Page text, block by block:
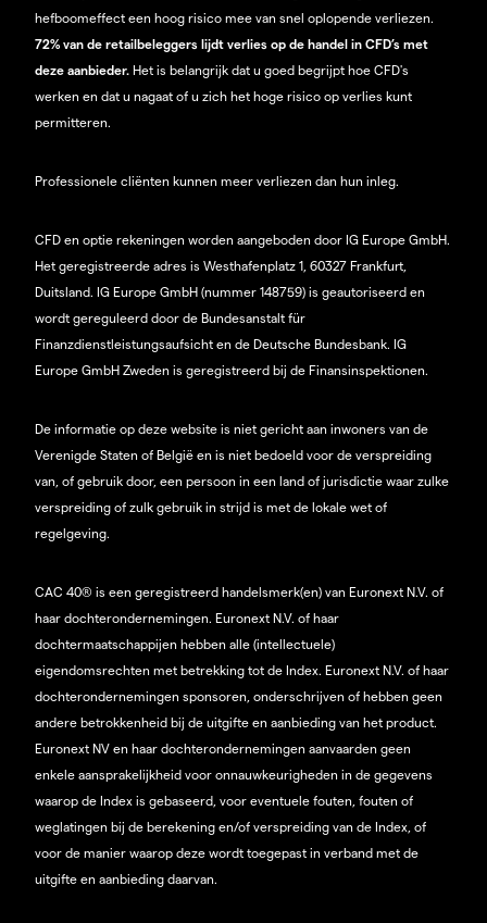
hefboomeffect een hoog risico mee van snel oplopende verliezen.
72% van de retailbeleggers lijdt verlies op de handel in CFD’s met
deze aanbieder. Het is belangrijk dat u goed begrijpt hoe CFD's
werken en dat u nagaat of u zich het hoge risico op verlies kunt
permitteren.
Professionele cliënten kunnen meer verliezen dan hun inleg.
CFD en optie rekeningen worden aangeboden door IG Europe GmbH.
Het geregistreerde adres is Westhafenplatz 1, 60327 Frankfurt,
Duitsland. IG Europe GmbH (nummer 148759) is geautoriseerd en
wordt gereguleerd door de Bundesanstalt für
Finanzdienstleistungsaufsicht en de Deutsche Bundesbank. IG
Europe GmbH Zweden is geregistreerd bij de Finansinspektionen.
De informatie op deze website is niet gericht aan inwoners van de
Verenigde Staten of België en is niet bedoeld voor de verspreiding
van, of gebruik door, een persoon in een land of jurisdictie waar zulke
verspreiding of zulk gebruik in strijd is met de lokale wet of
regelgeving.
CAC 40® is een geregistreerd handelsmerk(en) van Euronext N.V. of
haar dochterondernemingen. Euronext N.V. of haar
dochtermaatschappijen hebben alle (intellectuele)
eigendomsrechten met betrekking tot de Index. Euronext N.V. of haar
dochterondernemingen sponsoren, onderschrijven of hebben geen
andere betrokkenheid bij de uitgifte en aanbieding van het product.
Euronext NV en haar dochterondernemingen aanvaarden geen
enkele aansprakelijkheid voor onnauwkeurigheden in de gegevens
waarop de Index is gebaseerd, voor eventuele fouten, fouten of
weglatingen bij de berekening en/of verspreiding van de Index, of
voor de manier waarop deze wordt toegepast in verband met de
uitgifte en aanbieding daarvan.